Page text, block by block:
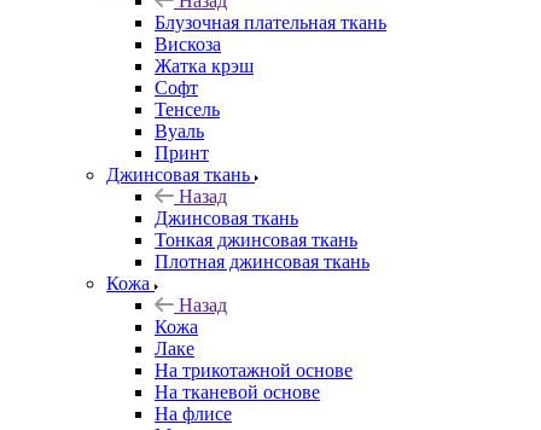
Блузочная плательная ткань
Вискоза
Жатка крэш
Софт
Тенсель
Вуаль
Принт
Джинсовая ткань
Назад
Джинсовая ткань
Тонкая джинсовая ткань
Плотная джинсовая ткань
Кожа
Назад
Кожа
Лаке
На трикотажной основе
На тканевой основе
На флисе